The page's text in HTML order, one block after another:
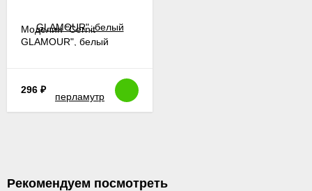
Моделин "Сernit
GLAMOUR", белый
296 ₽
Рекомендуем посмотреть